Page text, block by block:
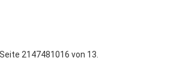
Seite 2147481016 von 13.